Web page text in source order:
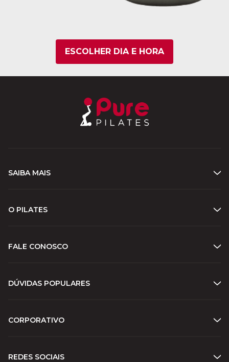
ESCOLHER DIA E HORA
SAIBA MAIS
O PILATES
FALE CONOSCO
DÚVIDAS POPULARES
CORPORATIVO
REDES SOCIAIS